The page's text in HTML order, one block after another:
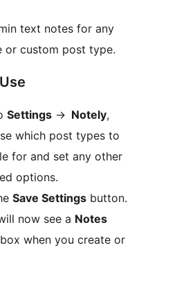
text notes for any
or custom post type.
Settings -> Notely,
which post types to
for and set any other
options.
Save Settings button.
now see a Notes
when you create or